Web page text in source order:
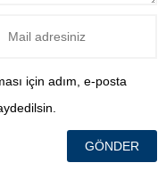
için adım, e-posta